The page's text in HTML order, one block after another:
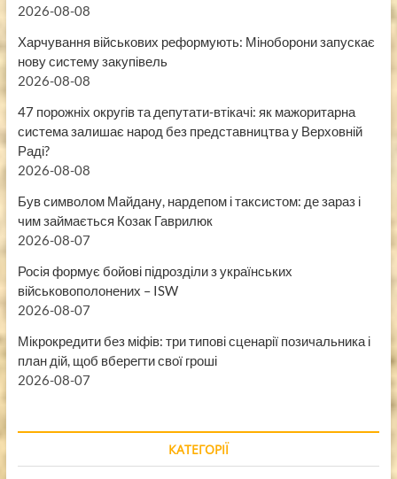
2026-08-08
Харчування військових реформують: Міноборони запускає
нову систему закупівель
2026-08-08
47 порожніх округів та депутати-втікачі: як мажоритарна
система залишає народ без представництва у Верховній
Раді?
2026-08-08
Був символом Майдану, нардепом і таксистом: де зараз і
чим займається Козак Гаврилюк
2026-08-07
Росія формує бойові підрозділи з українських
військовополонених – ISW
2026-08-07
Мікрокредити без міфів: три типові сценарії позичальника і
план дій, щоб вберегти свої гроші
2026-08-07
КАТЕГОРІЇ